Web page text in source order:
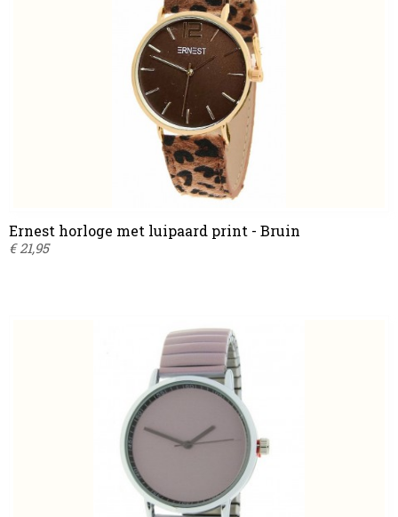
Ernest horloge met luipaard print - Bruin
€ 21,95